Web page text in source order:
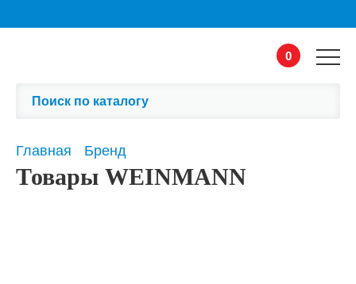
0
Главная Бренд
Товары WEINMANN